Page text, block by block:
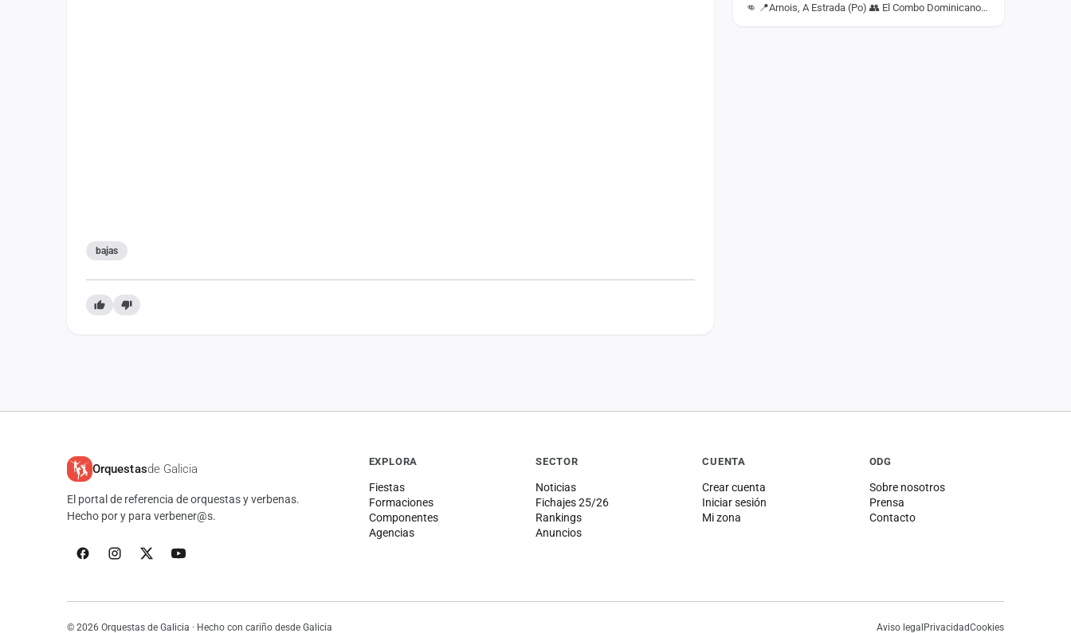
bajas
👊 📍Arnois, A Estrada (Po) 👥 El Combo Dominicano
Orquestasde Galicia
El portal de referencia de orquestas y verbenas.
Hecho por y para verbener@s.
EXPLORA
Fiestas
Formaciones
Componentes
Agencias
SECTOR
Noticias
Fichajes 25/26
Rankings
Anuncios
CUENTA
Crear cuenta
Iniciar sesión
Mi zona
ODG
Sobre nosotros
Prensa
Contacto
© 2026 Orquestas de Galicia · Hecho con cariño desde Galicia Aviso legal PrivacidadCookies